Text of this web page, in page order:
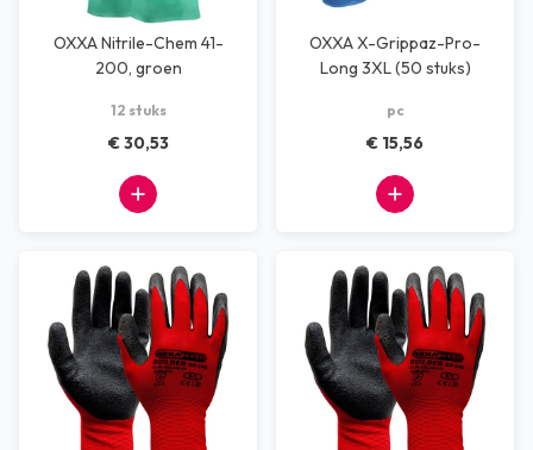
OXXA Nitrile-Chem 41-
200, groen
12 stuks
€ 30,53
OXXA X-Grippaz-Pro-
Long 3XL (50 stuks)
pc
€ 15,56